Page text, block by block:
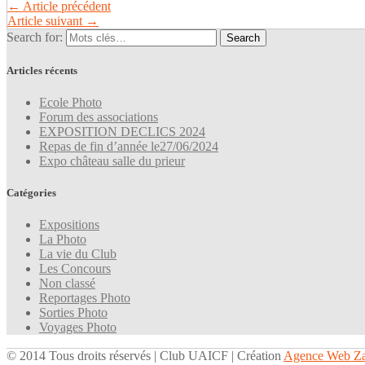
← Article précédent
Article suivant →
Search for:
Articles récents
Ecole Photo
Forum des associations
EXPOSITION DECLICS 2024
Repas de fin d’année le27/06/2024
Expo château salle du prieur
Catégories
Expositions
La Photo
La vie du Club
Les Concours
Non classé
Reportages Photo
Sorties Photo
Voyages Photo
© 2014 Tous droits réservés | Club UAICF | Création Agence Web